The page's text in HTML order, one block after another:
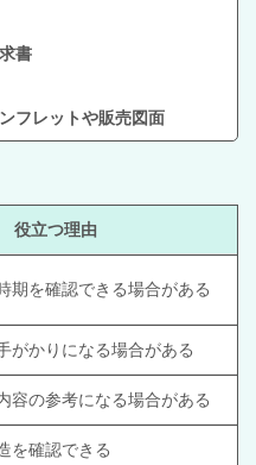
書
フレットや販売図面
役立つ理由
期を確認できる場合がある
がかりになる場合がある
容の参考になる場合がある
を確認できる